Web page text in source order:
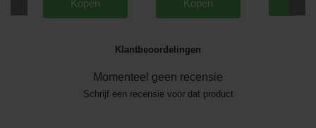
Kopen Kopen
Klantbeoordelingen
Momenteel geen recensie
Schrijf een recensie voor dat product